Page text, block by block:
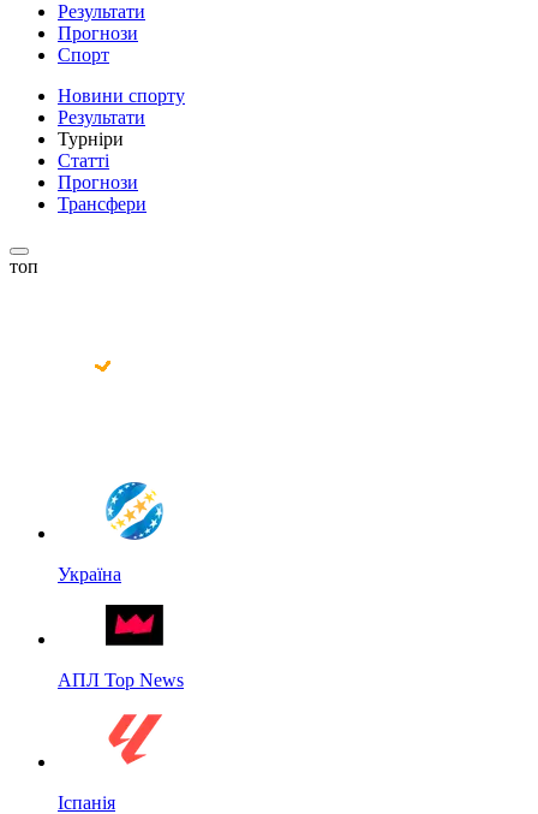
Результати
Прогнози
Спорт
Новини спорту
Результати
Турніри
Статті
Прогнози
Трансфери
топ
Україна
АПЛ Top News
Іспанія